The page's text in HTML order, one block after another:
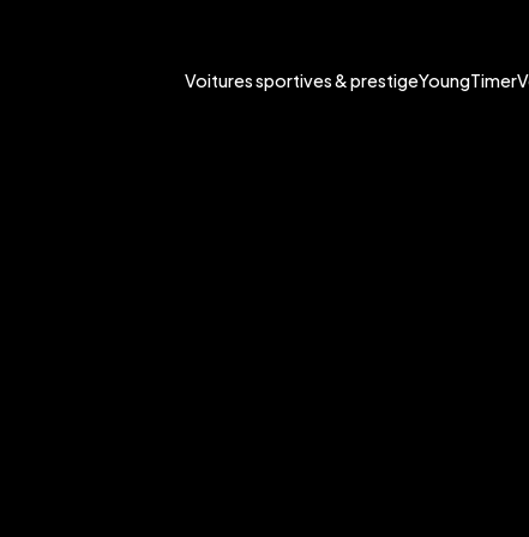
Voitures sportives & prestigeYoungTimer